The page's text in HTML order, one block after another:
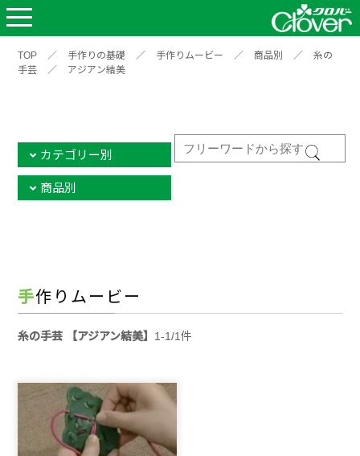
TOP ／ 手作りの基礎 ／ 手作りムービー ／ 商品別 ／
糸の
手芸
／ アジアン結美
カテゴリー別
商品別
手作りムービー
糸の手芸 【アジアン結美】 1-1/1件